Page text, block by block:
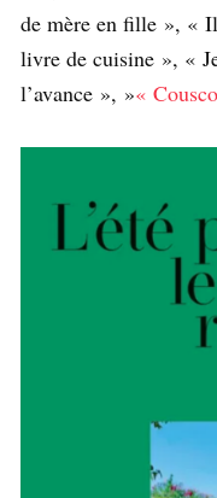
de mère en fille », «
livre de cuisine », «
l’avance », »«